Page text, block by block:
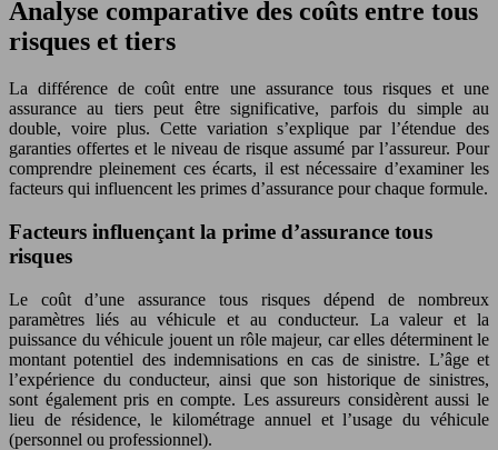
Analyse comparative des coûts entre tous
risques et tiers
La différence de coût entre une assurance tous risques et une
assurance au tiers peut être significative, parfois du simple au
double, voire plus. Cette variation s’explique par l’étendue des
garanties offertes et le niveau de risque assumé par l’assureur. Pour
comprendre pleinement ces écarts, il est nécessaire d’examiner les
facteurs qui influencent les primes d’assurance pour chaque formule.
Facteurs influençant la prime d’assurance tous
risques
Le coût d’une assurance tous risques dépend de nombreux
paramètres liés au véhicule et au conducteur. La valeur et la
puissance du véhicule jouent un rôle majeur, car elles déterminent le
montant potentiel des indemnisations en cas de sinistre. L’âge et
l’expérience du conducteur, ainsi que son historique de sinistres,
sont également pris en compte. Les assureurs considèrent aussi le
lieu de résidence, le kilométrage annuel et l’usage du véhicule
(personnel ou professionnel).